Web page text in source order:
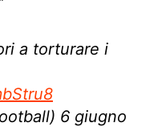
a torturare i
6 giugno